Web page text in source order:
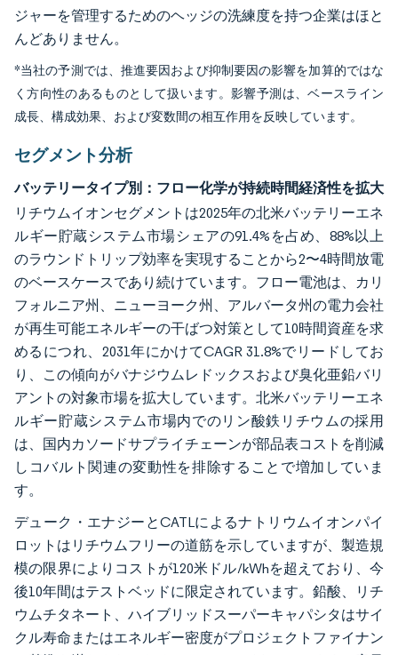
ジャーを管理するためのヘッジの洗練度を持つ企業はほと
んどありません。
*当社の予測では、推進要因および抑制要因の影響を加算的ではな
く方向性のあるものとして扱います。影響予測は、ベースライン
成長、構成効果、および変数間の相互作用を反映しています。
セグメント分析
バッテリータイプ別：フロー化学が持続時間経済性を拡大
リチウムイオンセグメントは2025年の北米バッテリーエネ
ルギー貯蔵システム市場シェアの91.4%を占め、88%以上
のラウンドトリップ効率を実現することから2〜4時間放電
のベースケースであり続けています。フロー電池は、カリ
フォルニア州、ニューヨーク州、アルバータ州の電力会社
が再生可能エネルギーの干ばつ対策として10時間資産を求
めるにつれ、2031年にかけてCAGR 31.8%でリードしてお
り、この傾向がバナジウムレドックスおよび臭化亜鉛バリ
アントの対象市場を拡大しています。北米バッテリーエネ
ルギー貯蔵システム市場内でのリン酸鉄リチウムの採用
は、国内カソードサプライチェーンが部品表コストを削減
しコバルト関連の変動性を排除することで増加していま
す。
デューク・エナジーとCATLによるナトリウムイオンパイ
ロットはリチウムフリーの道筋を示していますが、製造規
模の限界によりコストが120米ドル/kWhを超えており、今
後10年間はテストベッドに限定されています。鉛酸、リチ
ウムチタネート、ハイブリッドスーパーキャパシタはサイ
クル寿命またはエネルギー密度がプロジェクトファイナン